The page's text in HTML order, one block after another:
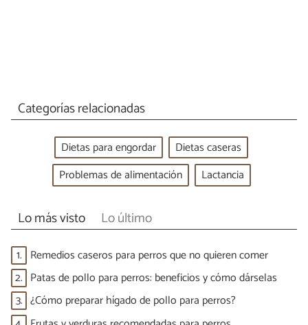
Categorías relacionadas
Dietas para engordar
Dietas caseras
Problemas de alimentación
Lactancia
Lo más visto Lo último
1. Remedios caseros para perros que no quieren comer
2. Patas de pollo para perros: beneficios y cómo dárselas
3. ¿Cómo preparar hígado de pollo para perros?